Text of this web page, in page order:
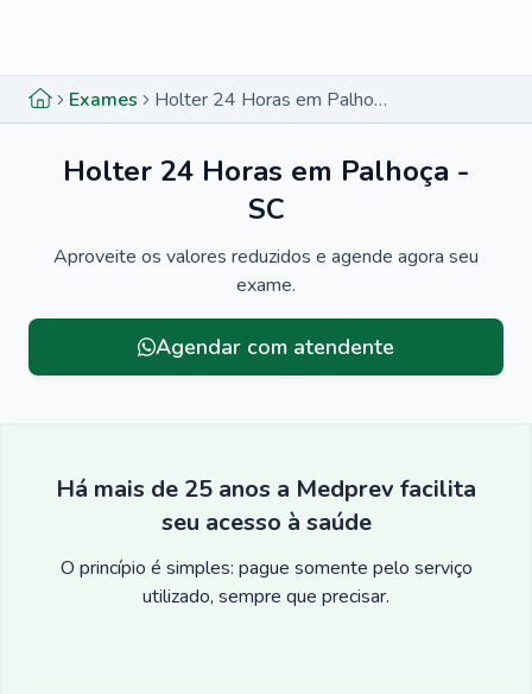
Exames Holter 24 Horas em Palhoça - SC
Holter 24 Horas em Palhoça -
SC
Aproveite os valores reduzidos e agende agora seu
exame.
Agendar com atendente
Há mais de 25 anos a Medprev facilita
seu acesso à saúde
O princípio é simples: pague somente pelo serviço
utilizado, sempre que precisar.